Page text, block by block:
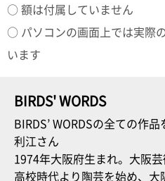
○ 額は付属していません
○ パソコンの画面上では実際
います
BIRDS' WORDS
BIRDS’ WORDSの全ての作
利江さん
1974年大阪府生まれ。大阪
高校時代より陶芸を始め、大